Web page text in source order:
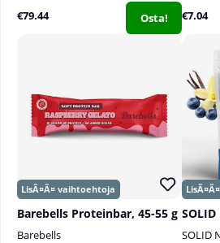
€79.44 Osta! €7.04
Barebells Proteinbar, 45-55 g
Barebells SOLID